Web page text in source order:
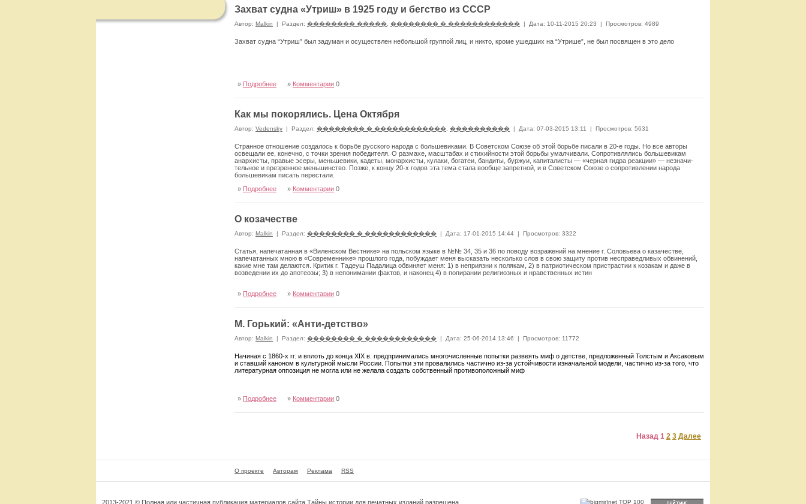
Захват судна «Утриш» в 1925 году и бегство из СССР
Автор: Malkin | Раздел: �������� ����� �������� � ������������ | Дата: 10-11-2015 20:23 | Просмотров: 4989
Захват судна “Утриш” был задуман и осуществлен небольшой группой лиц, и никто, кроме ушедших на “Утрише”, не был посвящен в это дело
» Подробнее » Комментарии 0
Как мы покорялись. Цена Октября
Автор: Vedensky | Раздел: �������� � ������������ ���������� | Дата: 07-03-2015 13:11 | Просмотров: 5631
Странное отношение созда­лось к борьбе русского народа с большевиками. В Советском Союзе об этой борьбе писали в 20-е годы. Но все авторы
освещали ее, конеч­но, с точки зрения победителя. О размахе, масштабах и стихий­ности этой борьбы умалчивали. Сопротивлялись большевикам
анархисты, правые эсеры, мень­шевики, кадеты, монархисты, кулаки, богатеи, бандиты, бур­жуи, капиталисты — «черная гидра реакции» — незначи­
тельное и презренное меньшин­ство. Позже, к концу 20-х годов эта тема стала вообще запрет­ной, и в Советском Союзе о со­противлении народа
большеви­кам писать перестали.
» Подробнее » Комментарии 0
О козачестве
Автор: Malkin | Раздел: �������� � ������������ | Дата: 17-01-2015 14:44 | Просмотров: 3322
Статья, напечатанная в «Виленском Вестнике» на польском языке в №№ 34, 35 и 36 по поводу возражений на мнение г. Соловьева о казачестве,
напечатанных мною в «Современнике» прошлого года, побуждает меня высказать несколько слов в свою защиту против несправедливых обвинений,
какие мне там делаются. Критик г. Тадеуш Падалица обвиняет меня: 1) в неприязни к полякам, 2) в патриотическом пристрастии к козакам и даже в
возведении их до апотеозы; 3) в непонимании фактов, и наконец 4) в попирании религиозных и нравственных истин
» Подробнее » Комментарии 0
М. Горький: «Анти-детство»
Автор: Malkin | Раздел: �������� � ������������ | Дата: 25-06-2014 13:46 | Просмотров: 11772
Начиная с 1860-х гг. и вплоть до конца XIX в. предпри­нимались многочисленные попытки развеять миф о де­тстве, предложенный Толстым и Аксаковым
и ставший каноном в культурной мысли России. Попытки эти провалились частично из-за устойчивости изначальной модели, частично из-за того, что
литературная оппозиция не могла или не желала создать собственный противоположный миф
» Подробнее » Комментарии 0
Назад 1 2 3 Далее
О проекте Авторам Реклама RSS
2013-2021 © Полная или частичная публикация материалов сайта Тайны истории для печатных изданий разрешена